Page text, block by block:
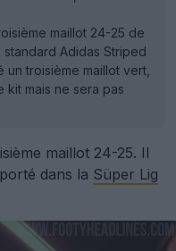
maillot 24-25 de
Adidas Striped
troisième maillot vert,
kit mais ne sera pas
maillot 24-25. Il
dans la Süper Lig